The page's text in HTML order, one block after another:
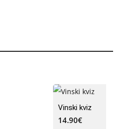
Vinski kviz
14.90€